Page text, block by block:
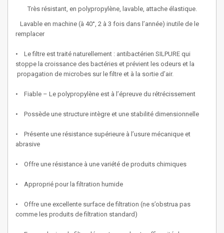
Très résistant, en polypropylène, lavable, attache élastique.
Lavable en machine (à 40°, 2 à 3 fois dans l’année) inutile de le
remplacer
• Le filtre est traité naturellement : antibactérien SILPURE qui
stoppe la croissance des bactéries et prévient les odeurs et la
propagation de microbes sur le filtre et à la sortie d’air.
• Fiable – Le polypropylène est à l’épreuve du rétrécissement
• Possède une structure intègre et une stabilité dimensionnelle
• Présente une résistance supérieure à l’usure mécanique et
abrasive
• Offre une résistance à une variété de produits chimiques
• Approprié pour la filtration humide
• Offre une excellente surface de filtration (ne s’obstrua pas
comme les produits de filtration standard)